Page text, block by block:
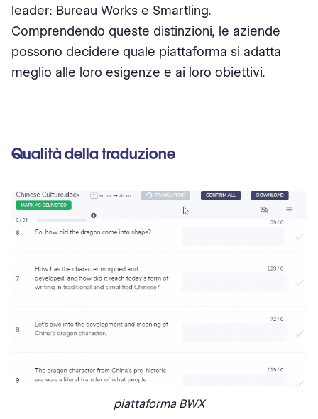
leader: Bureau Works e Smartling.
Comprendendo queste distinzioni, le aziende
possono decidere quale piattaforma si adatta
meglio alle loro esigenze e ai loro obiettivi.
Qualità della traduzione
piattaforma BWX